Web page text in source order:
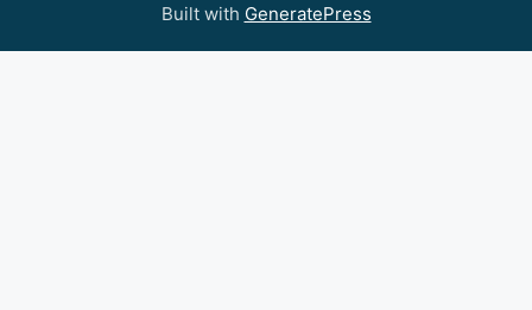
Built with GeneratePress